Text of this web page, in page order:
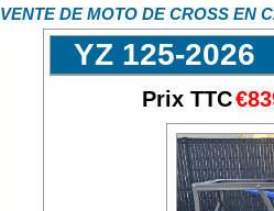
VENTE DE MOTO DE CROSS EN
YZ 125-2026
Prix TTC